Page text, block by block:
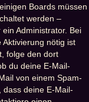
Boards müssen
werden –
Administrator. Bei
nötig ist
folge den dort
du deine E-Mail-
von einem Spam-
dass deine E-Mail-